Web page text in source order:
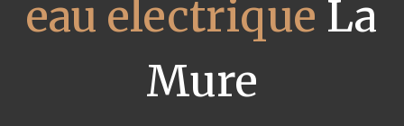
eau electrique La
Mure